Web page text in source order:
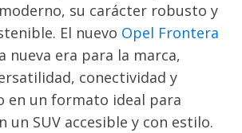
su carácter robusto y
El nuevo Opel Frontera
nueva era para la marca,
conectividad y
en un formato ideal para
un SUV accesible y con estilo.